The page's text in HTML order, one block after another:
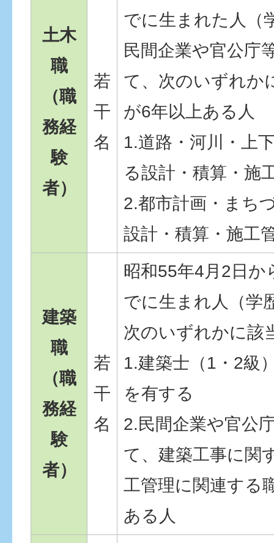
土木
職
（職
務経
験
者）
若
干
名
でに生まれた人（
民間企業や官公庁
て、次のいずれか
が6年以上ある人
1.道路・河川・上
る設計・積算・施
2.都市計画・まち
設計・積算・施工
建築
職
（職
務経
験
者）
若
干
名
昭和55年4月2日か
でに生まれ人（学
次のいずれかに該
1.建築士（1・2級
を有する
2.民間企業や官公
て、建築工事に関
工管理に関連する
ある人